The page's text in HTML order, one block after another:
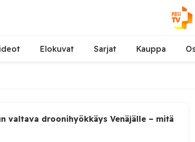
Elokuvat Sarjat Kauppa
valtava droonihyökkäys Venäjälle – mitä